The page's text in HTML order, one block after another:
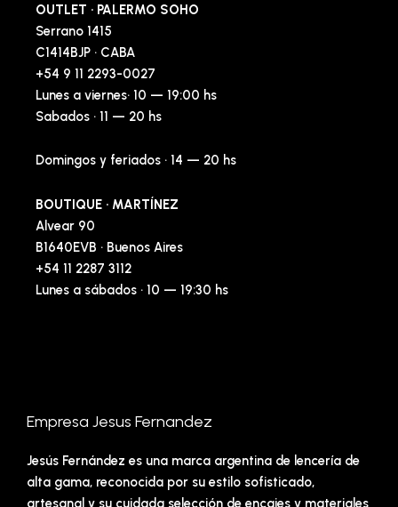
OUTLET · PALERMO SOHO
Serrano 1415
C1414BJP · CABA
+54 9 11 2293-0027
Lunes a viernes· 10 — 19:00 hs
Sabados · 11 — 20 hs
Domingos y feriados · 14 — 20 hs
BOUTIQUE · MARTÍNEZ
Alvear 90
B1640EVB · Buenos Aires
+54 11 2287 3112
Lunes a sábados · 10 — 19:30 hs
Empresa Jesus Fernandez
Jesús Fernández es una marca argentina de lencería de
alta gama, reconocida por su estilo sofisticado,
artesanal y su cuidada selección de encajes y materiales